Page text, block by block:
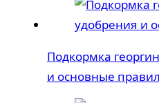
Подкормка
и основные